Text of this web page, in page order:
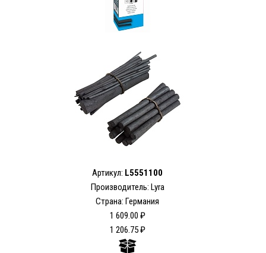
Артикул: L5551100
Производитель: Lyra
Страна: Германия
1 609.00 ₽
1 206.75 ₽